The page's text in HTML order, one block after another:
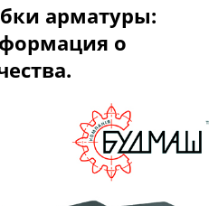
арматуры:
о